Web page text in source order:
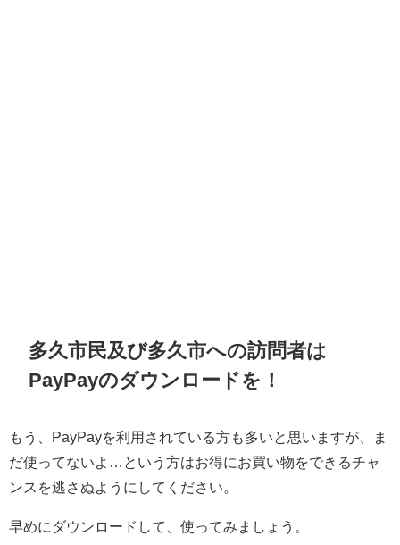
多久市民及び多久市への訪問者は
PayPayのダウンロードを！
もう、PayPayを利用されている方も多いと思いますが、ま
だ使ってないよ…という方はお得にお買い物をできるチャ
ンスを逃さぬようにしてください。
早めにダウンロードして、使ってみましょう。